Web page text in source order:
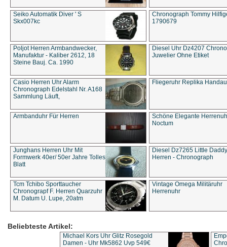
Seiko Automatik Diver ' S
Skx007kc
Chronograph Tommy
1790679
Poljot Herren Armbandwecker,
Manufaktur - Kaliber 2612, 18
Steine Bauj. Ca. 1990
Diesel Uhr Dz4207
Juwelier Ohne Etiket
Casio Herren Uhr Alarm
Chronograph Edelstahl Nr. A168
Sammlung Läuft,
Fliegeruhr Replika
Armbanduhr Für Herren
Schöne Elegante
Noctum
Junghans Herren Uhr Mit
Formwerk 40er/ 50er Jahre Tolles
Blatt
Diesel Dz7265 Little Daddy
Herren - Chronograph
Tcm Tchibo Sporttaucher
Chronograpf F. Herren Quarzuhr
M. Datum U. Lupe, 20atm
Vintage Omega Militäruhr
Herrenuhr
Beliebteste Artikel:
Michael Kors Uhr Glitz Rosegold
Damen - Uhr Mk5862 Uvp 549€